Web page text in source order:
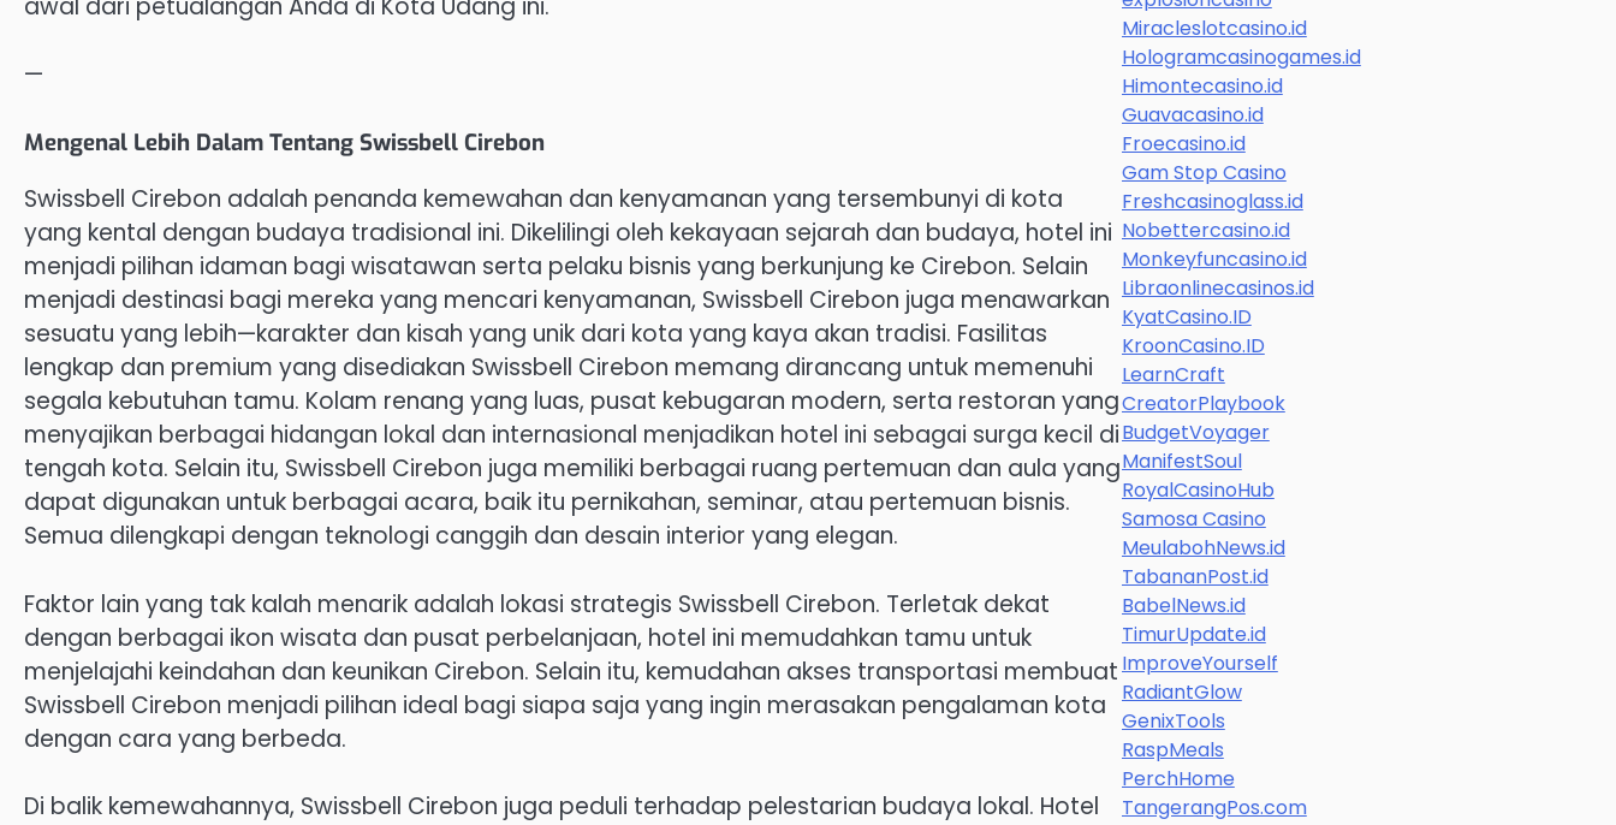
—
Mengenal Lebih Dalam Tentang Swissbell Cirebon
Swissbell Cirebon adalah penanda kemewahan dan kenyamanan yang tersembunyi di kota
yang kental dengan budaya tradisional ini. Dikelilingi oleh kekayaan sejarah dan budaya, hotel ini
menjadi pilihan idaman bagi wisatawan serta pelaku bisnis yang berkunjung ke Cirebon. Selain
menjadi destinasi bagi mereka yang mencari kenyamanan, Swissbell Cirebon juga menawarkan
sesuatu yang lebih—karakter dan kisah yang unik dari kota yang kaya akan tradisi. Fasilitas
lengkap dan premium yang disediakan Swissbell Cirebon memang dirancang untuk memenuhi
segala kebutuhan tamu. Kolam renang yang luas, pusat kebugaran modern, serta restoran yang
menyajikan berbagai hidangan lokal dan internasional menjadikan hotel ini sebagai surga kecil di
tengah kota. Selain itu, Swissbell Cirebon juga memiliki berbagai ruang pertemuan dan aula yang
dapat digunakan untuk berbagai acara, baik itu pernikahan, seminar, atau pertemuan bisnis.
Semua dilengkapi dengan teknologi canggih dan desain interior yang elegan.
Faktor lain yang tak kalah menarik adalah lokasi strategis Swissbell Cirebon. Terletak dekat
dengan berbagai ikon wisata dan pusat perbelanjaan, hotel ini memudahkan tamu untuk
menjelajahi keindahan dan keunikan Cirebon. Selain itu, kemudahan akses transportasi membuat
Swissbell Cirebon menjadi pilihan ideal bagi siapa saja yang ingin merasakan pengalaman kota
dengan cara yang berbeda.
Di balik kemewahannya, Swissbell Cirebon juga peduli terhadap pelestarian budaya lokal. Hotel
Miracleslotcasino.id
Hologramcasinogames.id
Himontecasino.id
Guavacasino.id
Froecasino.id
Gam Stop Casino
Freshcasinoglass.id
Nobettercasino.id
Monkeyfuncasino.id
Libraonlinecasinos.id
KyatCasino.ID
KroonCasino.ID
LearnCraft
CreatorPlaybook
BudgetVoyager
ManifestSoul
RoyalCasinoHub
Samosa Casino
MeulabohNews.id
TabananPost.id
BabelNews.id
TimurUpdate.id
ImproveYourself
RadiantGlow
GenixTools
RaspMeals
PerchHome
TangerangPos.com